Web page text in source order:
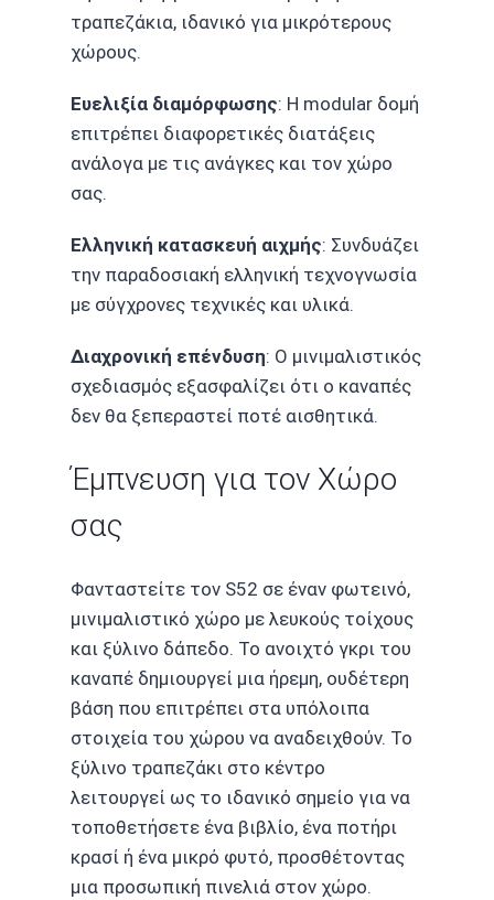
τραπεζάκια, ιδανικό για μικρότερους
χώρους.
Ευελιξία διαμόρφωσης: Η modular δομή
επιτρέπει διαφορετικές διατάξεις
ανάλογα με τις ανάγκες και τον χώρο
σας.
Ελληνική κατασκευή αιχμής: Συνδυάζει
την παραδοσιακή ελληνική τεχνογνωσία
με σύγχρονες τεχνικές και υλικά.
Διαχρονική επένδυση: Ο μινιμαλιστικός
σχεδιασμός εξασφαλίζει ότι ο καναπές
δεν θα ξεπεραστεί ποτέ αισθητικά.
Έμπνευση για τον Χώρο
σας
Φανταστείτε τον S52 σε έναν φωτεινό,
μινιμαλιστικό χώρο με λευκούς τοίχους
και ξύλινο δάπεδο. Το ανοιχτό γκρι του
καναπέ δημιουργεί μια ήρεμη, ουδέτερη
βάση που επιτρέπει στα υπόλοιπα
στοιχεία του χώρου να αναδειχθούν. Το
ξύλινο τραπεζάκι στο κέντρο
λειτουργεί ως το ιδανικό σημείο για να
τοποθετήσετε ένα βιβλίο, ένα ποτήρι
κρασί ή ένα μικρό φυτό, προσθέτοντας
μια προσωπική πινελιά στον χώρο.